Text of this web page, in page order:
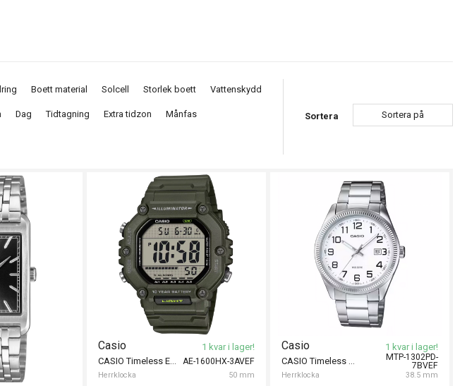
Boett material Solcell Storlek boett Vattenskydd
Dag Tidtagning Extra tidzon Månfas Sortera Sortera på
AE-1600HX-3AVEF
Casio
Herrklocka 50 mm
CASIO Timeless Extra Long 50mm
1 kvar i lager!
MTP-1302PD-
7BVEF
Casio
Herrklocka 38.5 mm
CASIO Timeless 38mm
1 kvar i lager!